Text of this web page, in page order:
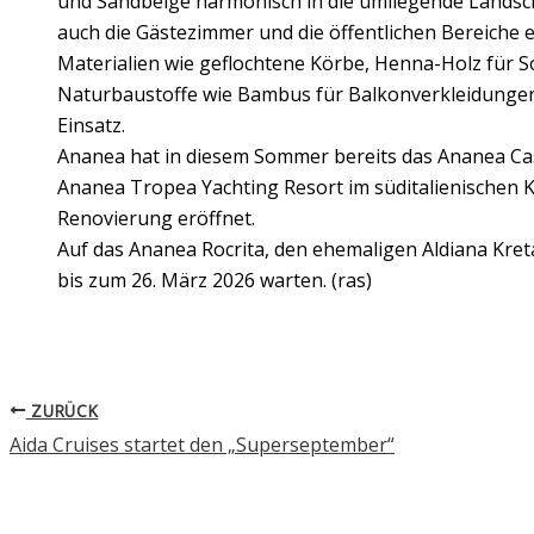
auch die Gästezimmer und die öffentlichen
Materialien wie geflochtene Körbe, Henna-Holz für
Naturbaustoffe wie Bambus für
Einsatz.
Ananea hat in diesem Sommer bereits das Ananea
Ananea Tropea Yachting Resort im süditalienischen
Renovierung eröffnet.
Auf das Ananea Rocrita, den ehemaligen Aldiana
bis zum 26. März 2026 warten. (ras)
ZURÜCK
Aida Cruises startet den „Superseptember“